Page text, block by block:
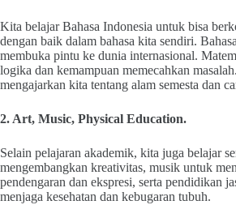
Kita belajar Bahasa Indonesia untuk bisa
dengan baik dalam bahasa kita sendiri.
membuka pintu ke dunia internasional.
logika dan kemampuan memecahkan
mengajarkan kita tentang alam semesta dan
2. Art, Music, Physical Education.
Selain pelajaran akademik, kita juga belajar
mengembangkan kreativitas, musik untuk
pendengaran dan ekspresi, serta pendidikan
menjaga kesehatan dan kebugaran tubuh.